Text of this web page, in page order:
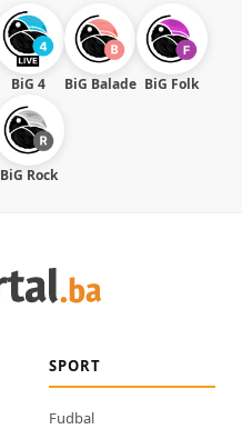
BiG 4 BiG Balade BiG Folk
BiG Rock
SPORT
Fudbal